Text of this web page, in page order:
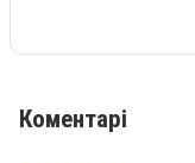
Коментарі